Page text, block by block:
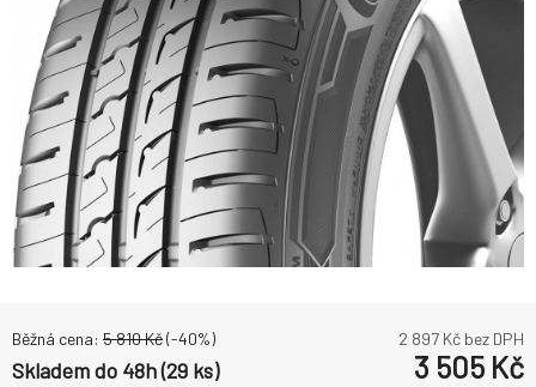
Běžná cena: 5 810Kč(-40%) 2 897 Kč bez DPH
Skladem do 48h (29 ks) 3 505 Kč